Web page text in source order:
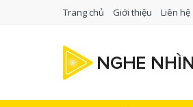
Trang chủ Giới thiệu Liên hệ